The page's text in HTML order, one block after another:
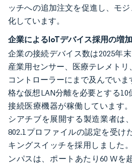
ッチへの追加注文を促進し、モ
化しています。
企業によるIoTデバイス採用の増加
企業の接続デバイス数は2025年
産業用センサー、医療テレメト
コントローラーにまで及んでい
格な仮想LAN分離を必要とする
接続医療機器が稼働しています
シアチブを展開する製造業者は
802.1プロファイルの認定を受け
キングスイッチを採用しました
ンパスは、ポートあたり60 Wを